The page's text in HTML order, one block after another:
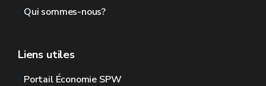
Qui sommes-nous?
Liens utiles
Portail Économie SPW